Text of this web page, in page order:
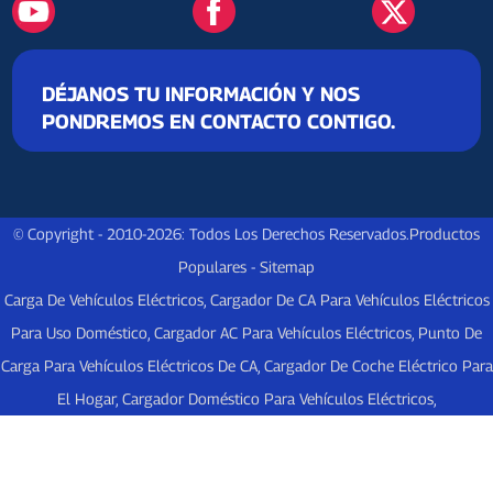
DÉJANOS TU INFORMACIÓN Y NOS
PONDREMOS EN CONTACTO CONTIGO.
© Copyright - 2010-2026: Todos Los Derechos Reservados.Productos
Populares - Sitemap
Carga De Vehículos Eléctricos, Cargador De CA Para Vehículos Eléctricos
Para Uso Doméstico Cargador AC Para Vehículos Eléctricos Punto De
Carga Para Vehículos Eléctricos De CA, Cargador De Coche Eléctrico Para
El Hogar, Cargador Doméstico Para Vehículos Eléctricos,